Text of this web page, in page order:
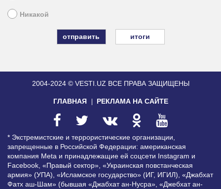
Никакой
итоги
2004-2024 © VESTI.UZ ВСЕ ПРАВА ЗАЩИЩЕНЫ
ГЛАВНАЯ РЕКЛАМА НА САЙТЕ
* Экстремистские и террористические организации,
запрещенные в Российской Федерации: американская
компания Meta и принадлежащие ей соцсети Instagram и
Facebook, «Правый сектор», «Украинская повстанческая
армия» (УПА), «Исламское государство» (ИГ, ИГИЛ), «Джабхат
Фатх аш-Шам» (бывшая «Джабхат ан-Нусра», «Джебхат ан-